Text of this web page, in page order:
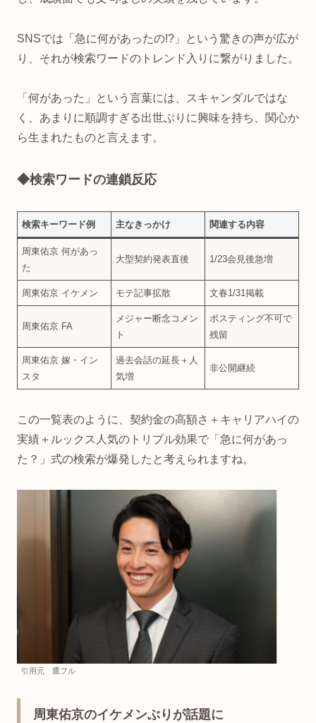
SNSでは「急に何があったの!?」という驚きの声が広が
り、それが検索ワードのトレンド入りに繋がりました。
「何があった」という言葉には、スキャンダルではな
く、あまりに順調すぎる出世ぶりに興味を持ち、関心か
ら生まれたものと言えます。
◆検索ワードの連鎖反応
検索キーワード例 主なきっかけ 関連する内容
周東佑京 何があっ
た
大型契約発表直後 1/23会見後急増
周東佑京 イケメン モテ記事拡散 文春1/31掲載 ​
周東佑京 FA
メジャー断念コメン
ト
ポスティング不可で
残留 ​
周東佑京 嫁・イン
スタ
過去会話の延長＋人
気増
非公開継続
この一覧表のように、契約金の高額さ＋キャリアハイの
実績＋ルックス人気のトリプル効果で「急に何があっ
た？」式の検索が爆発したと考えられますね。
引用元 鷹フル
周東佑京のイケメンぶりが話題に